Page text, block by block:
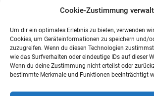
Cookie-Zustimmung
Um dir ein optimales Erlebnis zu bieten, verwenden
Cookies, um Geräteinformationen zu speichern und/
zuzugreifen. Wenn du diesen Technologien
wie das Surfverhalten oder eindeutige IDs auf dieser
Wenn du deine Zustimmung nicht erteilst oder
bestimmte Merkmale und Funktionen beeinträchtigt